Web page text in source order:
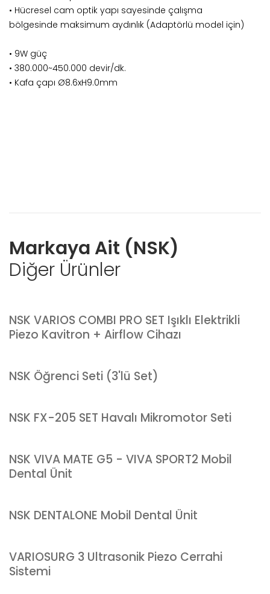
• Hücresel cam optik yapı sayesinde çalışma
bölgesinde maksimum aydınlık (Adaptörlü model için)
• 9W güç
• 380.000~450.000 devir/dk.
• Kafa çapı Ø8.6xH9.0mm
Markaya Ait (NSK)
Diğer Ürünler
NSK VARIOS COMBI PRO SET Işıklı Elektrikli
Piezo Kavitron + Airflow Cihazı
NSK Öğrenci Seti (3'lü Set)
NSK FX-205 SET Havalı Mikromotor Seti
NSK VIVA MATE G5 - VIVA SPORT2 Mobil
Dental Ünit
NSK DENTALONE Mobil Dental Ünit
VARIOSURG 3 Ultrasonik Piezo Cerrahi
Sistemi